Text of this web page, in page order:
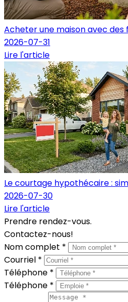
Acheter une maison avec des
2026-07-31
Lire l'article
Le courtage hypothécaire :
2026-07-30
Lire l'article
Prendre rendez-vous.
Contactez-nous!
Nom complet *
Courriel *
Téléphone *
Téléphone *